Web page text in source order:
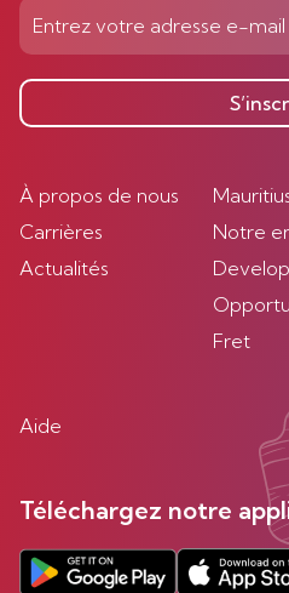
À propos de nous
Carrières
Actualités
Notre
Fret
Aide
Téléchargez notre